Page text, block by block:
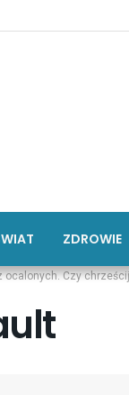
ZDROWIE
ocalonych. Czy